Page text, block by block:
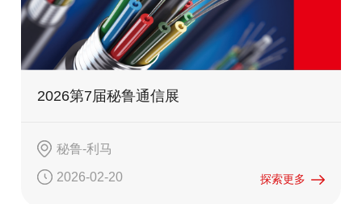
2026第7届秘鲁通信展
秘鲁-利马
2026-02-20 探索更多